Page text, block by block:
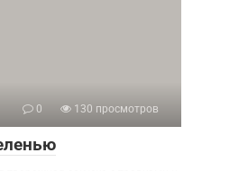
0 130 просмотров